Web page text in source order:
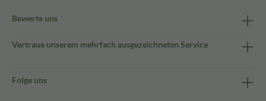
Bewerte uns
Vertraue unserem mehrfach ausgezeichneten Service
Folge uns